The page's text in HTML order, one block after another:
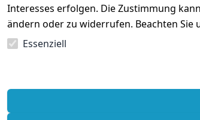
Interesses erfolgen. Die Zustimmung
ändern oder zu widerrufen. Beachten Sie
Essenziell
Batterieentsorgung
Widerrufsrecht